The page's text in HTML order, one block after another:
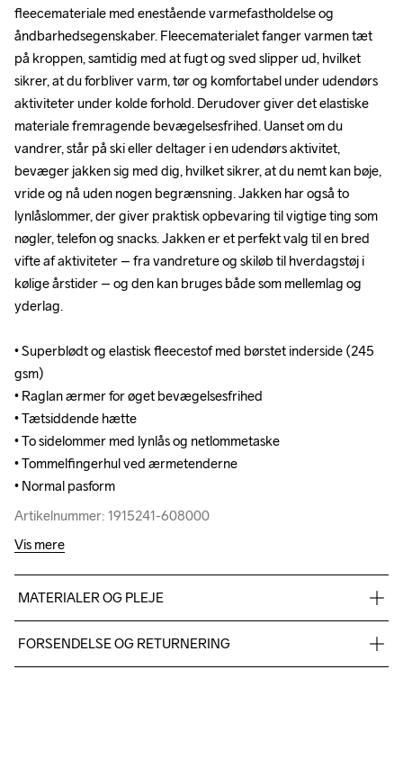
fleecemateriale med enestående varmefastholdelse og
åndbarhedsegenskaber. Fleecematerialet fanger varmen tæt
på kroppen, samtidig med at fugt og sved slipper ud, hvilket
sikrer, at du forbliver varm, tør og komfortabel under udendørs
aktiviteter under kolde forhold. Derudover giver det elastiske
materiale fremragende bevægelsesfrihed. Uanset om du
vandrer, står på ski eller deltager i en udendørs aktivitet,
bevæger jakken sig med dig, hvilket sikrer, at du nemt kan bøje,
vride og nå uden nogen begrænsning. Jakken har også to
lynlåslommer, der giver praktisk opbevaring til vigtige ting som
nøgler, telefon og snacks. Jakken er et perfekt valg til en bred
vifte af aktiviteter – fra vandreture og skiløb til hverdagstøj i
kølige årstider – og den kan bruges både som mellemlag og
yderlag.
• Superblødt og elastisk fleecestof med børstet inderside (245
gsm)
• Raglan ærmer for øget bevægelsesfrihed
• Tætsiddende hætte
• To sidelommer med lynlås og netlommetaske
• Tommelfingerhul ved ærmetenderne
• Normal pasform
Artikelnummer: 1915241-608000
fleecemateriale med enestående varmefastholdelse og
åndbarhedsegenskaber. Fleecematerialet fanger varmen tæt
på kroppen, samtidig med at fugt og sved slipper ud, hvilket
sikrer, at du forbliver varm, tør og komfortabel under udendørs
aktiviteter under kolde forhold. Derudover giver det elastiske
materiale fremragende bevægelsesfrihed. Uanset om du
vandrer, står på ski eller deltager i en udendørs aktivitet,
bevæger jakken sig med dig, hvilket sikrer, at du nemt kan bøje,
vride og nå uden nogen begrænsning. Jakken har også to
lynlåslommer, der giver praktisk opbevaring til vigtige ting som
nøgler, telefon og snacks. Jakken er et perfekt valg til en bred
vifte af aktiviteter – fra vandreture og skiløb til hverdagstøj i
kølige årstider – og den kan bruges både som mellemlag og
yderlag.
• Superblødt og elastisk fleecestof med børstet inderside (245
gsm)
• Raglan ærmer for øget bevægelsesfrihed
• Tætsiddende hætte
• To sidelommer med lynlås og netlommetaske
• Tommelfingerhul ved ærmetenderne
• Normal pasform
Artikelnummer: 1915241-608000
Vis mere
MATERIALER OG PLEJE
FORSENDELSE OG RETURNERING